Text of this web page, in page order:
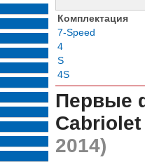
Комплектация
7-Speed
4
S
4S
Первые
Cabriolet
2014)